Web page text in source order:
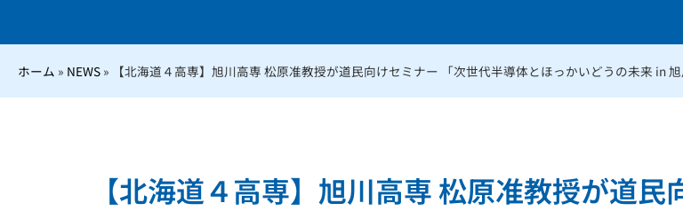
ホーム » NEWS » 【北海道４高専】旭川高専 松原准教授が道民向けセミナー 「次世代半導体とほっかいどうの未来 in
【北海道４高専】旭川高専 松原准教授が道